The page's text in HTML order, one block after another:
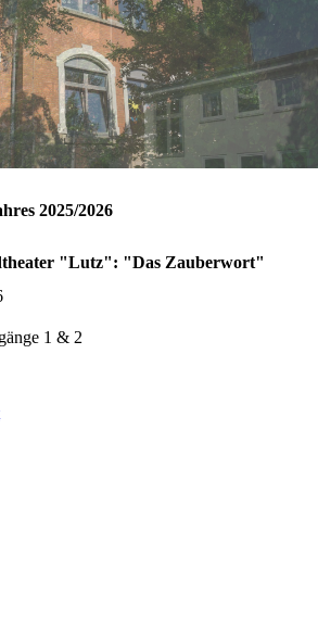
2025/2026
"Lutz": "Das Zauberwort"
1 & 2